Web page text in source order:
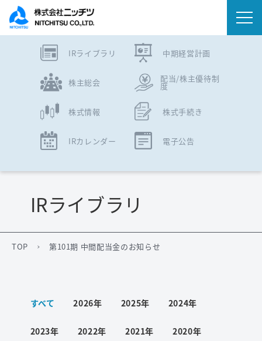
サステナビリティ
ワード検索
お問い合わせ
IRライブラリ 中期経営計画
株主総会 配当/株主優待制
度
株式情報 株式手続き
IRカレンダー 電子公告
TOP 第101期 中間配当金のお知らせ
IRライブラリ
すべて 2026年 2025年 2024年
2023年 2022年 2021年 2020年